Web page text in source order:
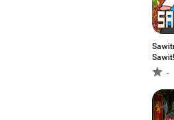
Sawit!
-